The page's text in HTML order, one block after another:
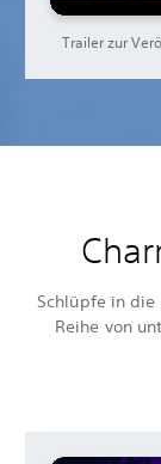
Trailer zur
Schlüpfe in
Reihe von